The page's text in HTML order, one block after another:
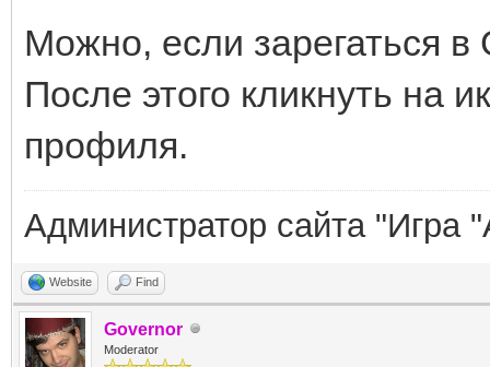
Можно, если зарегаться
После этого кликнуть на
профиля.
Администратор сайта "Игра
Website Find
Governor
Moderator